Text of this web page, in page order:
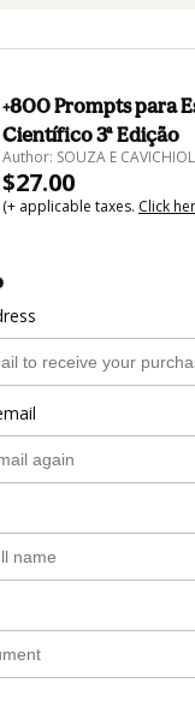
+800 Prompts para
Científico 3ª Edição
Author: SOUZA E
$27.00
(+ applicable taxes. Click